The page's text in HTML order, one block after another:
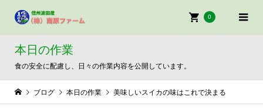
0
本日の作業
食の安全に配慮し、日々の作業内容を公開しています。
ブログ 本日の作業 美味しいスイカの味はこれで決まる